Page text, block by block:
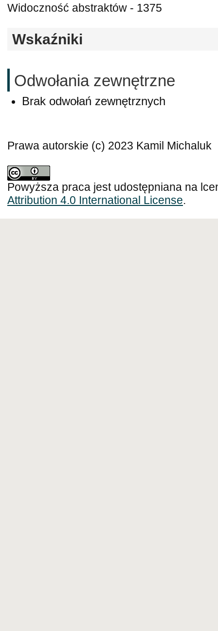
Widoczność abstraktów - 1375
Wskaźniki
Odwołania zewnętrzne
Brak odwołań zewnętrznych
Prawa autorskie (c) 2023 Kamil Michaluk
Powyższa praca jest udostępniana na
Attribution 4.0 International License.